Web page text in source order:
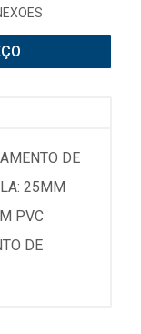
DE
25MM
PVC
DE